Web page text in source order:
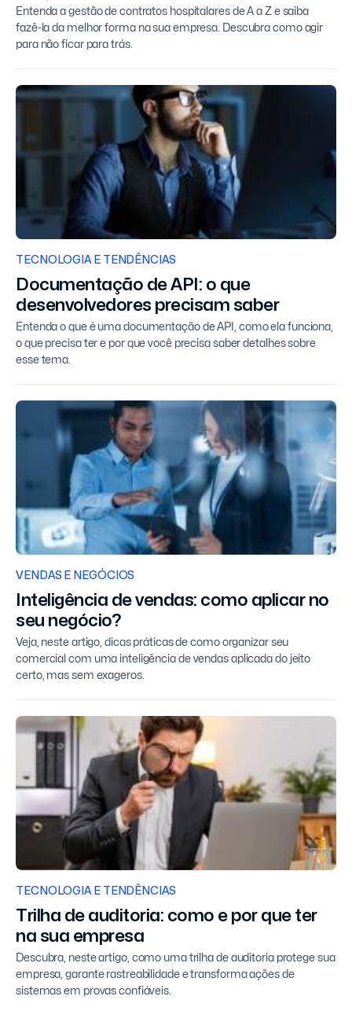
Entenda a gestão de contratos hospitalares de A a Z e saiba
fazê-la da melhor forma na sua empresa. Descubra como agir
para não ficar para trás.
TECNOLOGIA E TENDÊNCIAS
Documentação de API: o que
desenvolvedores precisam saber
Entenda o que é uma documentação de API, como ela funciona,
o que precisa ter e por que você precisa saber detalhes sobre
esse tema.
VENDAS E NEGÓCIOS
Inteligência de vendas: como aplicar no
seu negócio?
Veja, neste artigo, dicas práticas de como organizar seu
comercial com uma inteligência de vendas aplicada do jeito
certo, mas sem exageros.
TECNOLOGIA E TENDÊNCIAS
Trilha de auditoria: como e por que ter
na sua empresa
Descubra, neste artigo, como uma trilha de auditoria protege sua
empresa, garante rastreabilidade e transforma ações de
sistemas em provas confiáveis.